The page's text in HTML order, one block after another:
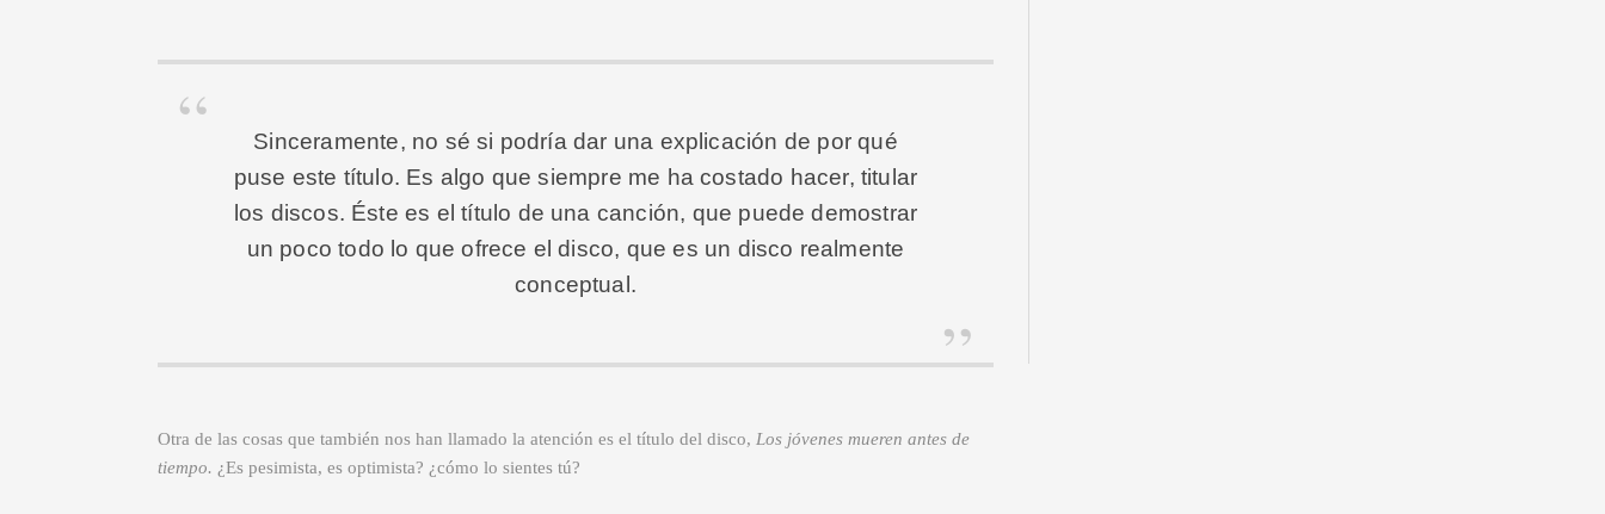
Sinceramente, no sé si podría dar una explicación de por qué
puse este título. Es algo que siempre me ha costado hacer, titular
los discos. Éste es el título de una canción, que puede demostrar
un poco todo lo que ofrece el disco, que es un disco realmente
conceptual.
Otra de las cosas que también nos han llamado la atención es el título del disco, Los jóvenes mueren antes de
tiempo. ¿Es pesimista, es optimista? ¿cómo lo sientes tú?